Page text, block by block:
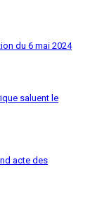
du 6 mai 2024
saluent le
acte des